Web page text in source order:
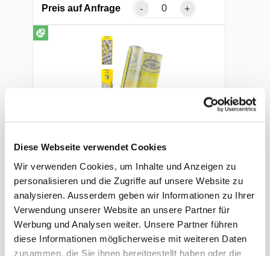
Diese Webseite verwendet Cookies
Wir verwenden Cookies, um Inhalte und Anzeigen zu
personalisieren und die Zugriffe auf unsere Website zu
analysieren. Ausserdem geben wir Informationen zu Ihrer
Verwendung unserer Website an unsere Partner für
Werbung und Analysen weiter. Unsere Partner führen
diese Informationen möglicherweise mit weiteren Daten
zusammen, die Sie ihnen bereitgestellt haben oder die
Preis auf Anfrage - +
ALU-Sammelsack mit
Zugband
110 Liter, LD-PE, transparent, Rolle à 10
Säcke
Art. Nr.: 40162